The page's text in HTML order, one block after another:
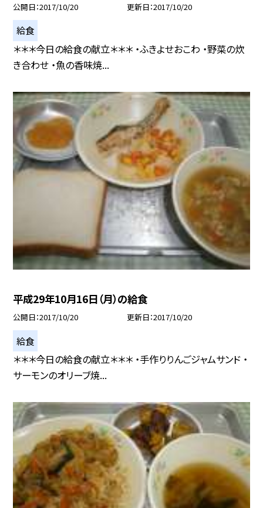
公開日 2017/10/20 更新日 2017/10/20
給食
＊＊＊今日の給食の献立＊＊＊ ・ふきよせおこわ ・野菜の炊
き合わせ ・魚の香味焼...
平成29年10月16日（月）の給食
公開日 2017/10/20 更新日 2017/10/20
給食
＊＊＊今日の給食の献立＊＊＊ ・手作りりんごジャムサンド ・
サーモンのオリーブ焼...